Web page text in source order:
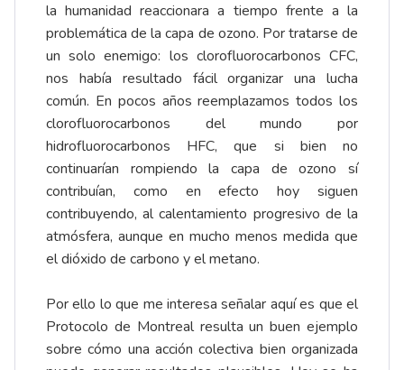
la humanidad reaccionara a tiempo frente a la
problemática de la capa de ozono. Por tratarse de
un solo enemigo: los clorofluorocarbonos CFC,
nos había resultado fácil organizar una lucha
común. En pocos años reemplazamos todos los
clorofluorocarbonos del mundo por
hidrofluorocarbonos HFC, que si bien no
continuarían rompiendo la capa de ozono sí
contribuían, como en efecto hoy siguen
contribuyendo, al calentamiento progresivo de la
atmósfera, aunque en mucho menos medida que
el dióxido de carbono y el metano.
Por ello lo que me interesa señalar aquí es que el
Protocolo de Montreal resulta un buen ejemplo
sobre cómo una acción colectiva bien organizada